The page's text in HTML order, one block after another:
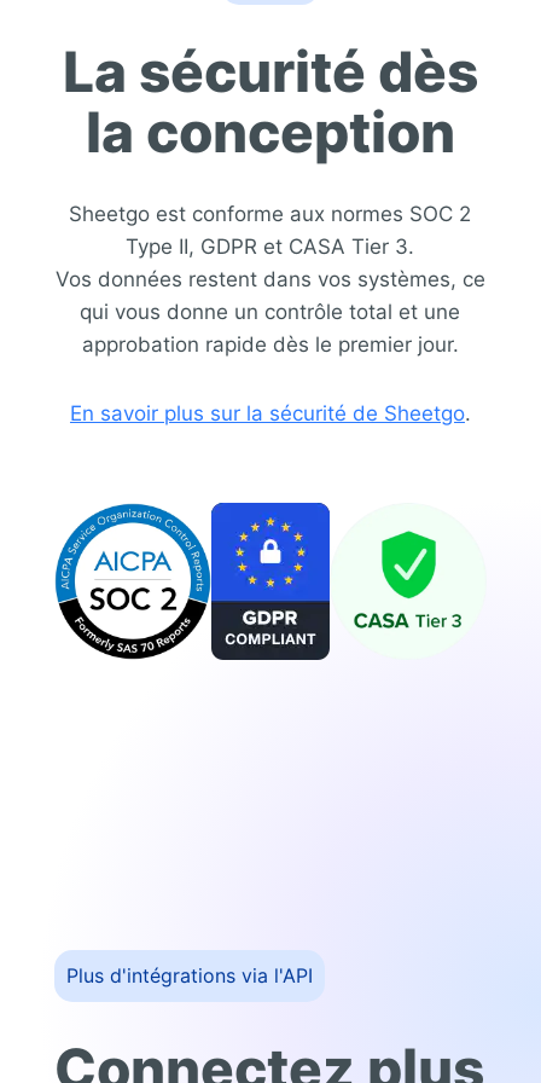
La sécurité dès
la conception
Sheetgo est conforme aux normes SOC 2
Type II, GDPR et CASA Tier 3.
Vos données restent dans vos systèmes, ce
qui vous donne un contrôle total et une
approbation rapide dès le premier jour.
En savoir plus sur la sécurité de Sheetgo.
Plus d'intégrations via l'API
Connectez plus